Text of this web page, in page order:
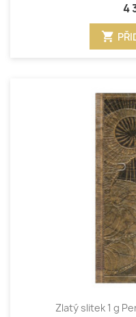
4
shopping_cart
Zlatý slitek 1 g